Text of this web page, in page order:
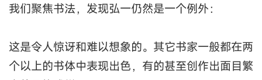
我们聚焦书法，发现弘一仍然是一个例外：
这是令人惊讶和难以想象的。其它书家一般都在两
个以上的书体中表现出色，有的甚至创作出面目繁